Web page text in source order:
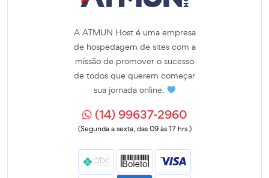
A ATMUN Host é uma empresa
de hospedagem de sites com a
missão de promover o sucesso
de todos que querem começar
sua jornada online.
(14) 99637-2960
(Segunda a sexta, das 09 às 17 hrs.)